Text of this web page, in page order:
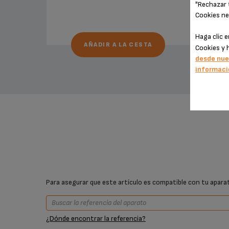
AÑADIR A LA CESTA
Para asegurar que este artículo es compatible con tu
¿Dónde encontrar la referencia?
"Rechazar
Cookies
Haga clic
Cookies y
desde